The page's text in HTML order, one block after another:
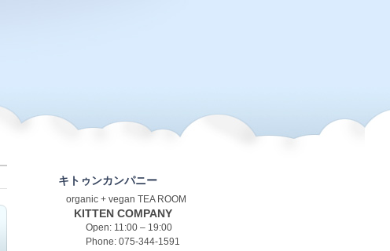
キトゥンカンパニー
organic + vegan TEA ROOM
KITTEN COMPANY
Open: 11:00 – 19:00
Phone: 075-344-1591